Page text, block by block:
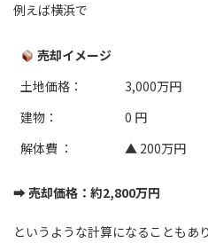
例えば横浜で
売却イメージ
土地価格：
3,000万円
建物：
0 円
解体費 ：
▲ 200万円
➡売却価格：約2,800万円
というような計算になることもあり